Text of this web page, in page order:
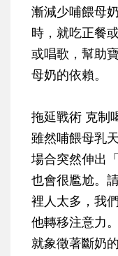
漸減少哺餵母
時，就吃正餐
或唱歌，幫助
母奶的依賴。
拖延戰術 克制
雖然哺餵母乳
場合突然伸出
也會很尷尬。
裡人太多，我
他轉移注意力
就象徵著斷奶